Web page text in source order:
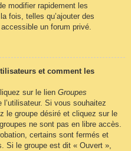
modifier rapidement les
fois, telles qu’ajouter des
un forum privé.
et comment les
sur le lien Groupes
l’utilisateur. Si vous souhaitez
le groupe désiré et cliquez sur le
ne sont pas en libre accès.
certains sont fermés et
Si le groupe est dit « Ouvert »,